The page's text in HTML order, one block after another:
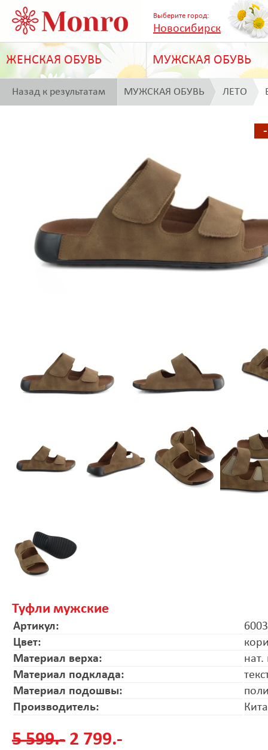
Выберите город:
Новосибирск
ЖЕНСКАЯ ОБУВЬ МУЖСКАЯ ОБУВЬ
Назад к результатам МУЖСКАЯ ОБУВЬ ЛЕТО
Туфли мужские
Артикул:
Цвет:
Материал верха:
Материал подклада:
Материал подошвы:
Производитель:
5 599.- 2 799.-